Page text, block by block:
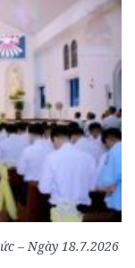
– Ngày 18.7.2026